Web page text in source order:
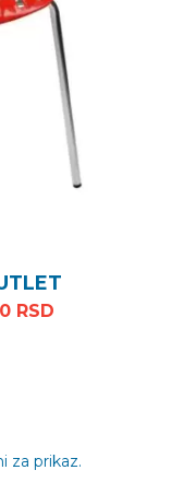
cena je bila:
RSDTrenutna
za prikaz.